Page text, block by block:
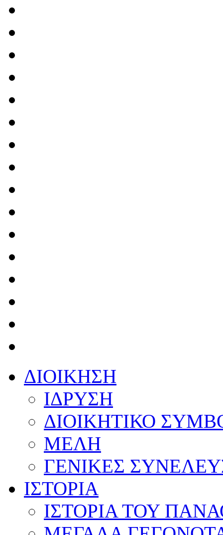
ΔΙΟΙΚΗΣΗ
ΙΔΡΥΣΗ
ΔΙΟΙΚΗΤΙΚΟ
ΜΕΛΗ
ΓΕΝΙΚΕΣ
ΙΣΤΟΡΙΑ
ΙΣΤΟΡΙΑ ΤΟΥ